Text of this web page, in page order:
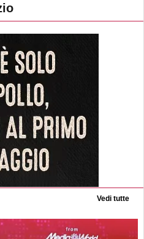
Vedi tutte